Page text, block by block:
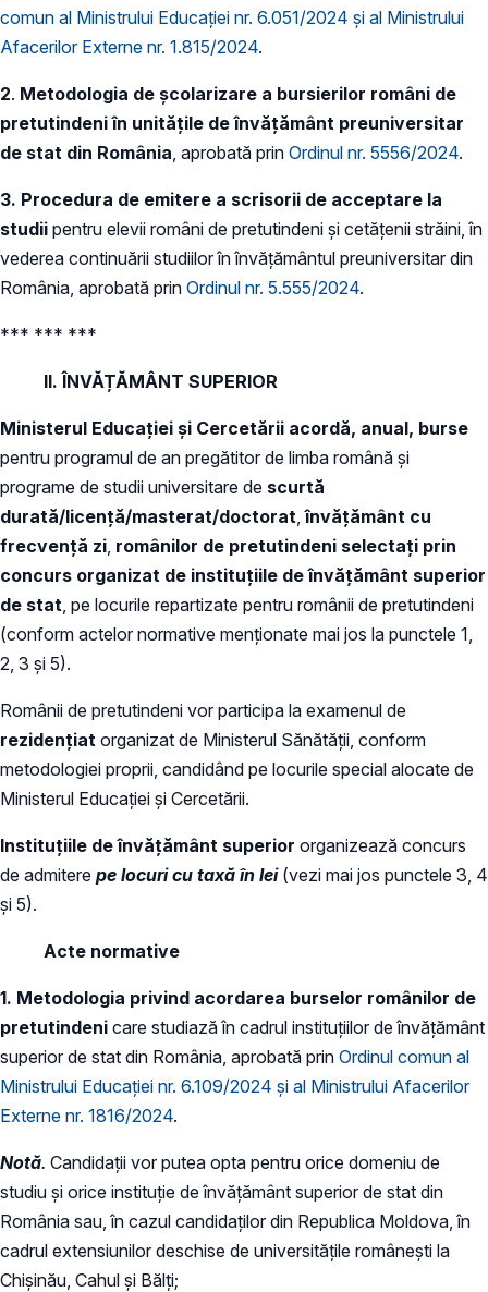
comun al Ministrului Educației nr. 6.051/2024 și al Ministrului
Afacerilor Externe nr. 1.815/2024.
2. Metodologia de școlarizare a bursierilor români de
pretutindeni în unitățile de învățământ preuniversitar
de stat din România , aprobată prin Ordinul nr. 5556/2024.
3. Procedura de emitere a scrisorii de acceptare la
studii pentru elevii români de pretutindeni și cetățenii străini, în
vederea continuării studiilor în învățământul preuniversitar din
România, aprobată prin Ordinul nr. 5.555/2024.
*** *** ***
II. ÎNVĂȚĂMÂNT SUPERIOR
Ministerul Educației și Cercetării acordă, anual, burse
pentru programul de an pregătitor de limba română și
programe de studii universitare de scurtă
durată/licență/masterat/doctorat ,învățământ cu
frecvență zi românilor de pretutindeni selectați prin
concurs organizat de instituțiile de învățământ superior
de stat , pe locurile repartizate pentru românii de pretutindeni
(conform actelor normative menționate mai jos la punctele 1,
2, 3 și 5).
Românii de pretutindeni vor participa la examenul de
rezidențiat organizat de Ministerul Sănătății, conform
metodologiei proprii, candidând pe locurile special alocate de
Ministerul Educației și Cercetării.
Instituțiile de învățământ superior organizează concurs
de admitere pe locuri cu taxă în lei(vezi mai jos punctele 3, 4
și 5).
Acte normative
1. Metodologia privind acordarea burselor românilor de
pretutindeni care studiază în cadrul instituțiilor de învățământ
superior de stat din România, aprobată prin Ordinul comun al
Ministrului Educației nr. 6.109/2024 și al Ministrului Afacerilor
Externe nr. 1816/2024.
Notă. Candidații vor putea opta pentru orice domeniu de
studiu și orice instituție de învățământ superior de stat din
România sau, în cazul candidaților din Republica Moldova, în
cadrul extensiunilor deschise de universitățile românești la
Chișinău, Cahul și Bălți;